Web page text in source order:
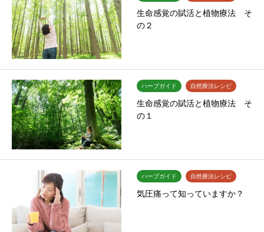
生命感覚の賦活と植物療法 そ
の２
ハーブガイド 自然療法レシピ
生命感覚の賦活と植物療法 そ
の１
ハーブガイド 自然療法レシピ
気圧痛って知っていますか？